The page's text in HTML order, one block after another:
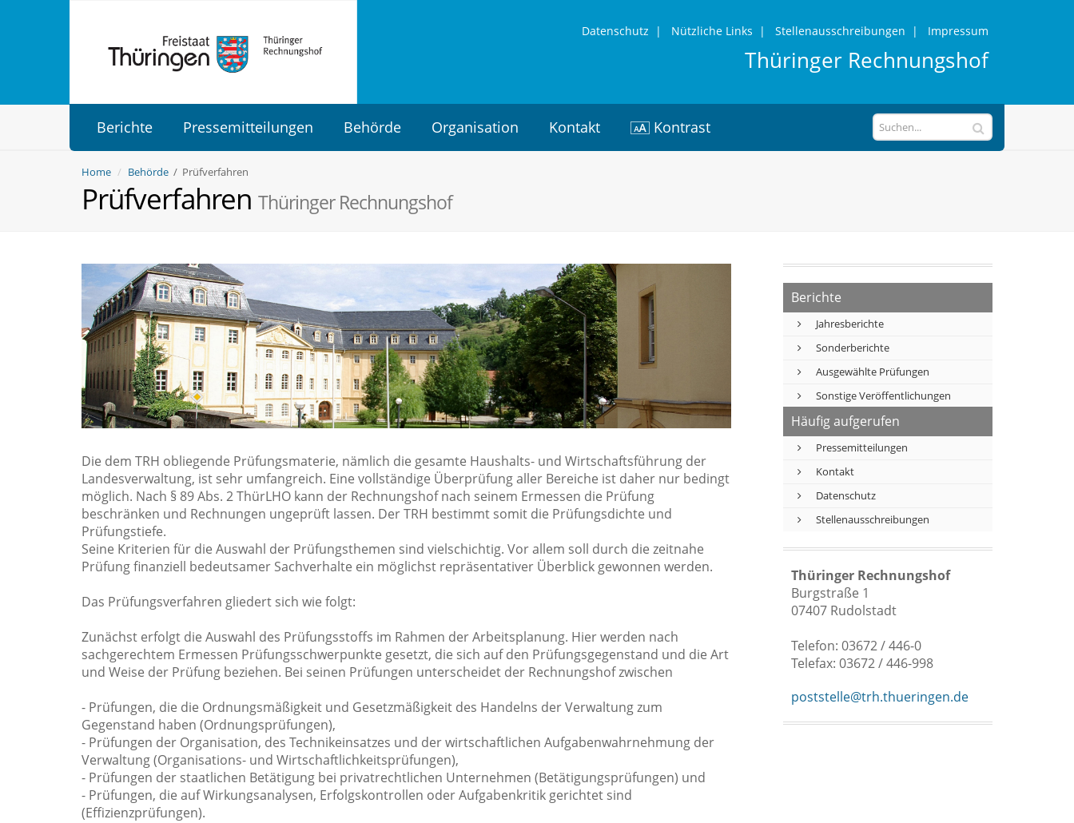
Datenschutz | Nützliche Links | Stellenausschreibungen | Impressum
Thüringer Rechnungshof
Berichte Pressemitteilungen Behörde Organisation Kontakt Kontrast
Home Behörde / Prüfverfahren
Prüfverfahren Thüringer Rechnungshof
Die dem TRH obliegende Prüfungsmaterie, nämlich die gesamte Haushalts- und Wirtschaftsführung der
Landesverwaltung, ist sehr umfangreich. Eine vollständige Überprüfung aller Bereiche ist daher nur bedingt
möglich. Nach § 89 Abs. 2 ThürLHO kann der Rechnungshof nach seinem Ermessen die Prüfung
beschränken und Rechnungen ungeprüft lassen. Der TRH bestimmt somit die Prüfungsdichte und
Prüfungstiefe.
Seine Kriterien für die Auswahl der Prüfungsthemen sind vielschichtig. Vor allem soll durch die zeitnahe
Prüfung finanziell bedeutsamer Sachverhalte ein möglichst repräsentativer Überblick gewonnen werden.
Das Prüfungsverfahren gliedert sich wie folgt:
Zunächst erfolgt die Auswahl des Prüfungsstoffs im Rahmen der Arbeitsplanung. Hier werden nach
sachgerechtem Ermessen Prüfungsschwerpunkte gesetzt, die sich auf den Prüfungsgegenstand und die Art
und Weise der Prüfung beziehen. Bei seinen Prüfungen unterscheidet der Rechnungshof zwischen
- Prüfungen, die die Ordnungsmäßigkeit und Gesetzmäßigkeit des Handelns der Verwaltung zum
Gegenstand haben (Ordnungsprüfungen),
- Prüfungen der Organisation, des Technikeinsatzes und der wirtschaftlichen Aufgabenwahrnehmung der
Verwaltung (Organisations- und Wirtschaftlichkeitsprüfungen),
- Prüfungen der staatlichen Betätigung bei privatrechtlichen Unternehmen (Betätigungsprüfungen) und
- Prüfungen, die auf Wirkungsanalysen, Erfolgskontrollen oder Aufgabenkritik gerichtet sind
(Effizienzprüfungen).
Berichte
Jahresberichte
Sonderberichte
Ausgewählte Prüfungen
Sonstige Veröffentlichungen
Häufig aufgerufen
Pressemitteilungen
Kontakt
Datenschutz
Stellenausschreibungen
Thüringer Rechnungshof
Burgstraße 1
07407 Rudolstadt
Telefon: 03672 / 446-0
Telefax: 03672 / 446-998
poststelle@trh.thueringen.de